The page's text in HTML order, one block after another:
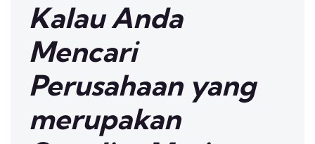
Kalau Anda
Mencari
Perusahaan yang
merupakan